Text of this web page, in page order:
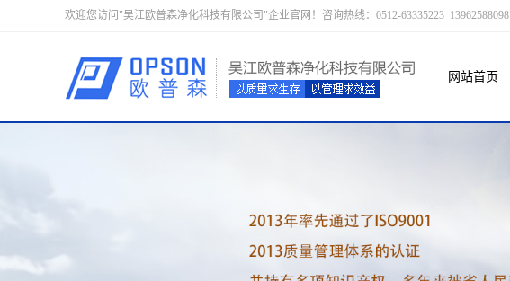
欢迎您访问"吴江欧普森净化科技有限公司"企业官网！咨询热线：0512-63335223 13962588098
网站首页